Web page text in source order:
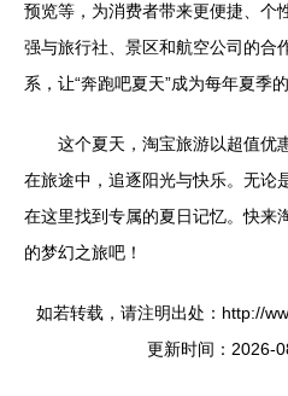
预览等，为消费者带来更便捷、个
强与旅行社、景区和航空公司的合
系，让“奔跑吧夏天”成为每年夏季
这个夏天，淘宝旅游以超值优
在旅途中，追逐阳光与快乐。无论
在这里找到专属的夏日记忆。快来
的梦幻之旅吧！
如若转载，请注明出处：http://
更新时间：2026-